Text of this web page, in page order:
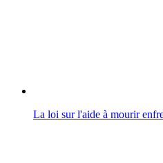
La loi sur l'aide à mourir